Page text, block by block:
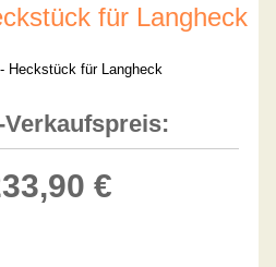
für Langheck
Heckstück für Langheck
€